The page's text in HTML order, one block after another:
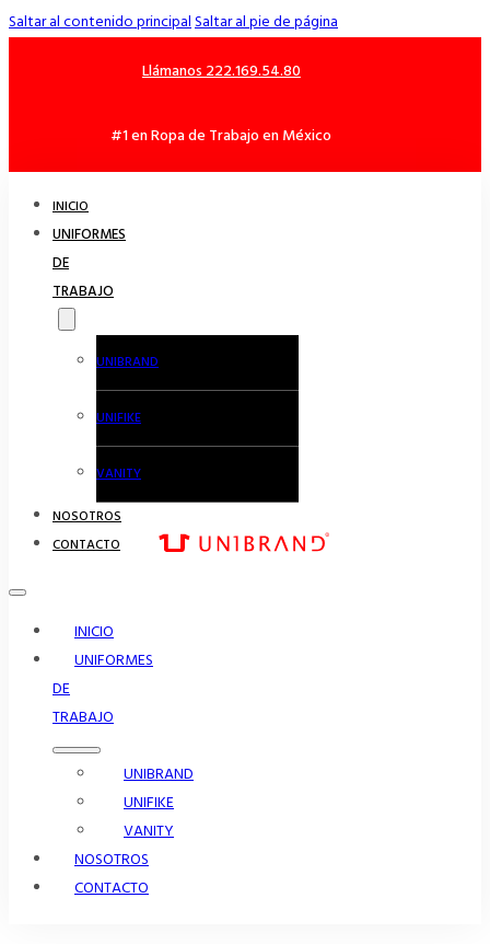
Saltar al contenido principalSaltar al pie de página
Llámanos 222.169.54.80
#1 en Ropa de Trabajo en México
INICIO
UNIFORMES
DE
TRABAJO
UNIBRAND
UNIFIKE
VANITY
NOSOTROS
CONTACTO
INICIO
UNIFORMES
DE
TRABAJO
UNIBRAND
UNIFIKE
VANITY
NOSOTROS
CONTACTO